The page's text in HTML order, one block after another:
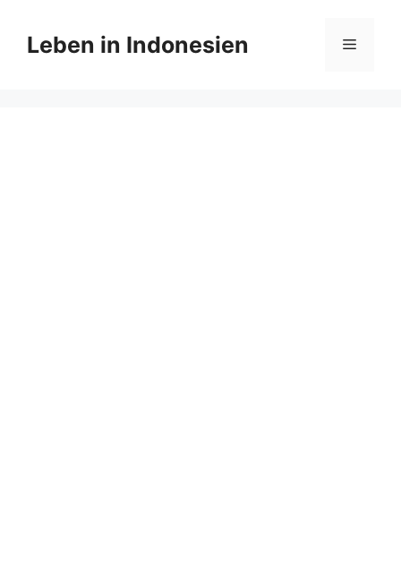
Inhalt
springen
Leben in Indonesien Menü